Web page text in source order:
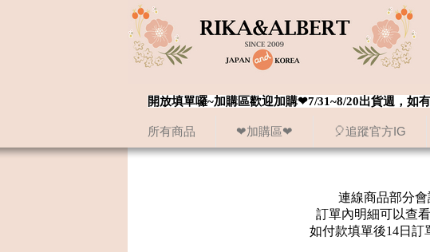
所有商品 ❤加購區❤ 🎈追蹤官方IG
開放填單囉~加購區歡迎加購❤7/31~8/20出貨週，如